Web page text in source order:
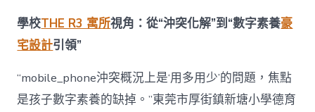
學校THE R3 寓所視角：從“沖突化解”到“數字素養豪
宅設計引領”
“mobile_phone沖突概況上是‘用多用少’的問題，焦點
是孩子數字素養的缺掉。”東莞市厚街鎮新塘小學德育